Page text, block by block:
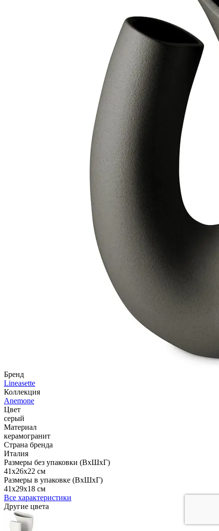
Бренд
Lineasette
Коллекция
Anemone
Цвет
серый
Материал
керамогранит
Страна бренда
Италия
Размеры без упаковки (ВхШхГ)
41x26x22 см
Размеры в упаковке (ВхШхГ)
41x29x18 см
Все характеристики
Другие цвета